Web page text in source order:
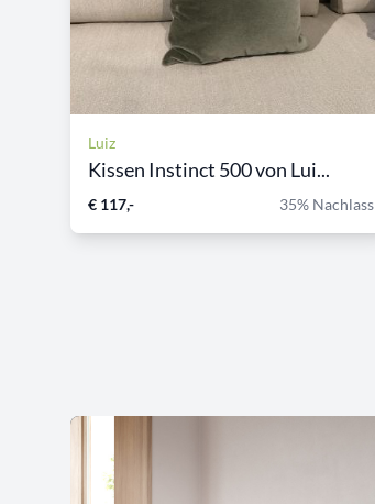
Luiz
Kissen Instinct 500 von Lui...
€ 117,- 35% Nachlass